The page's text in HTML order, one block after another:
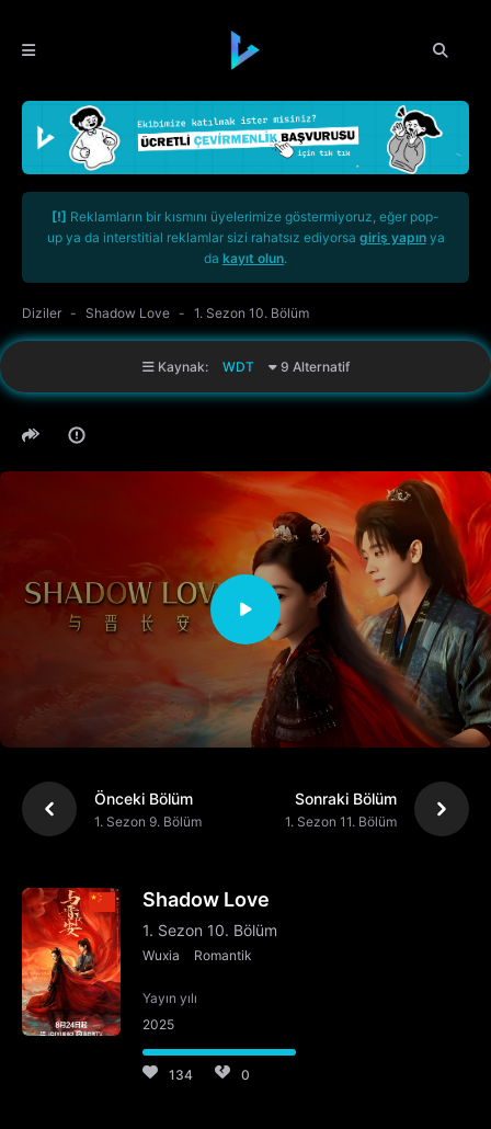
[!] Reklamların bir kısmını üyelerimize göstermiyoruz, eğer pop-
up ya da interstitial reklamlar sizi rahatsız ediyorsa giriş yapınya
da kayıt olun.
Diziler Shadow Love 1. Sezon 10. Bölüm
Kaynak: WDT 9 Alternatif
Önceki Bölüm
1. Sezon 9. Bölüm
Sonraki Bölüm
1. Sezon 11. Bölüm
Shadow Love
1. Sezon 10. Bölüm
Wuxia Romantik
Yayın yılı
2025
134 0